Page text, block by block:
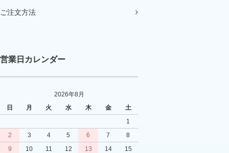
ご注文方法
営業日カレンダー
2026年8月
日
月 火 水 木 金
土
1
2
3 4 5 6 7
8
9
10 11 12 13 14
15